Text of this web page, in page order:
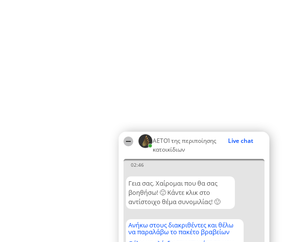
ΑΕΤΟΊ της περιποίησης
κατοικίδιων
Live chat
02:46
Γεια σας. Χαίρομαι που θα σας
βοηθήσω! 🙂 Κάντε κλικ στο
αντίστοιχο θέμα συνομιλίας! 🙂
Ανήκω στους διακριθέντες και θέλω
να παραλάβω το πακέτο βραβείων